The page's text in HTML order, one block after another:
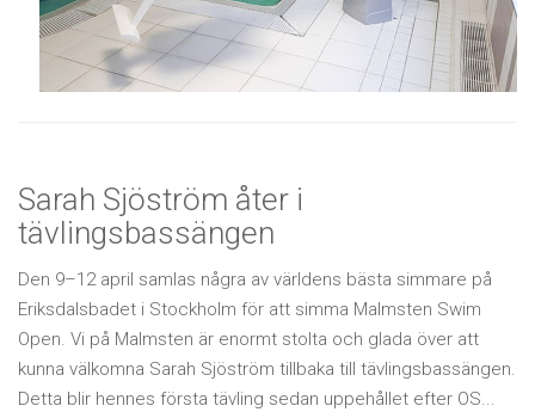
Sarah Sjöström åter i
tävlingsbassängen
Den 9–12 april samlas några av världens bästa simmare på
Eriksdalsbadet i Stockholm för att simma Malmsten Swim
Open. Vi på Malmsten är enormt stolta och glada över att
kunna välkomna Sarah Sjöström tillbaka till tävlingsbassängen.
Detta blir hennes första tävling sedan uppehållet efter OS...